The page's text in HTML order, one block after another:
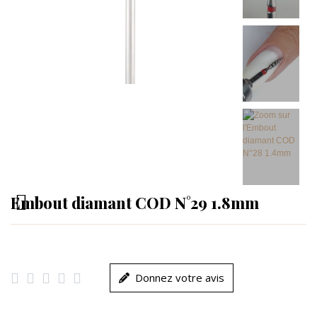
Embout diamant COD N°29 1.8mm
     Donnez votre avis